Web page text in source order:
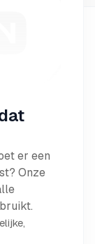
er een
Onze